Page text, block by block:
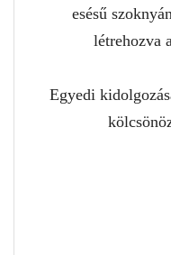
esésű
létrehozva
Egyedi